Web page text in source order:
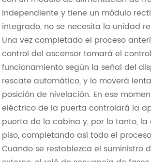
independiente y tiene un módulo
integrado, no se necesita la unidad
Una vez completado el proceso
control del ascensor tomará el
funcionamiento según la señal del
rescate automático, y lo moverá
posición de nivelación. En ese
eléctrico de la puerta controlará la
puerta de la cabina y, por lo tanto,
piso, completando así todo el
Cuando se restablezca el suministro